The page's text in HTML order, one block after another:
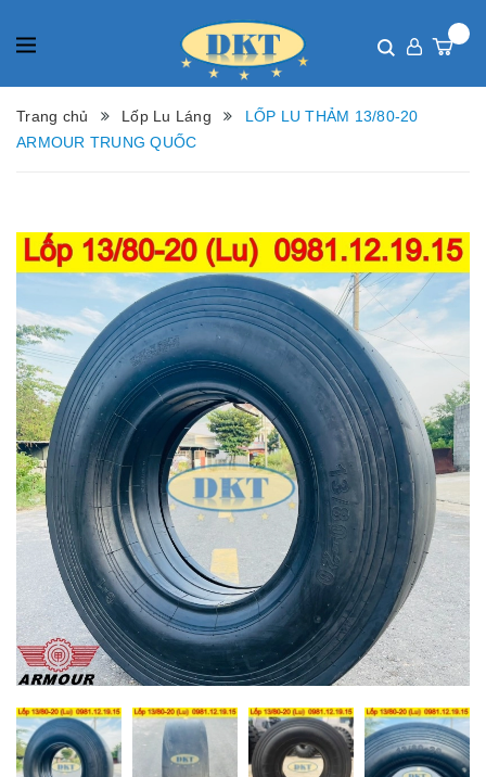
Trang chủ Lốp Lu Láng
LỐP LU THẢM 13/80-20
ARMOUR TRUNG QUỐC